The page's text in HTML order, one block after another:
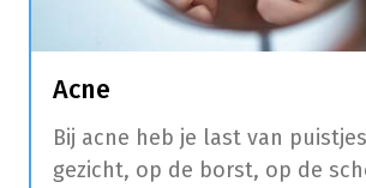
Acne
Bij acne heb je last van
gezicht, op de borst, op de